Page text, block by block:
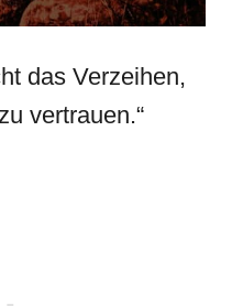
das Verzeihen,
vertrauen.“